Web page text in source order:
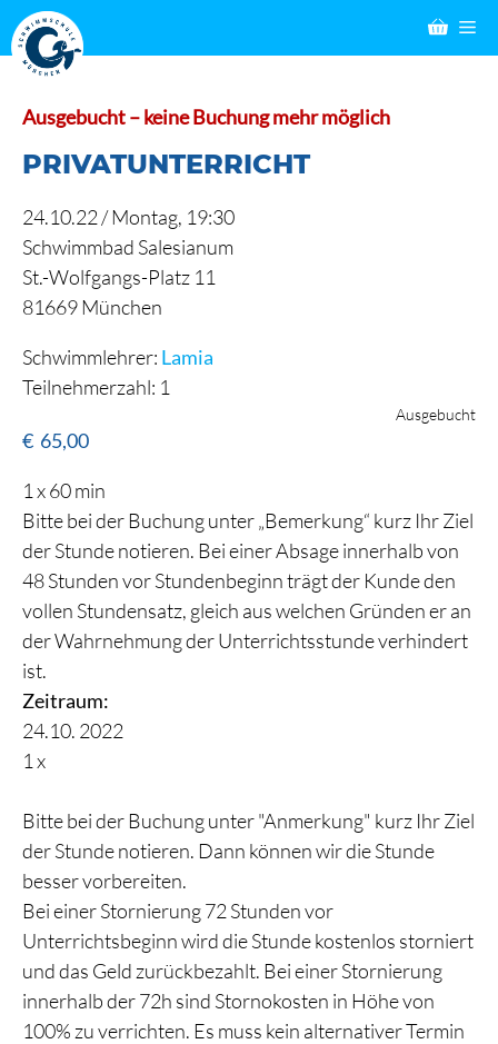
Zum
Inhalt
springen
Ausgebucht – keine Buchung mehr möglich
PRIVATUNTERRICHT
24.10.22 /Montag, 19:30
Schwimmbad Salesianum
St.-Wolfgangs-Platz 11
81669 München
Schwimmlehrer: Lamia
Teilnehmerzahl: 1
Ausgebucht
€ 65,00
1 x 60 min
Bitte bei der Buchung unter „Bemerkung“ kurz Ihr Ziel
der Stunde notieren. Bei einer Absage innerhalb von
48 Stunden vor Stundenbeginn trägt der Kunde den
vollen Stundensatz, gleich aus welchen Gründen er an
der Wahrnehmung der Unterrichtsstunde verhindert
ist.
Zeitraum:
24.10. 2022
1 x
Bitte bei der Buchung unter "Anmerkung" kurz Ihr Ziel
der Stunde notieren. Dann können wir die Stunde
besser vorbereiten.
Bei einer Stornierung 72 Stunden vor
Unterrichtsbeginn wird die Stunde kostenlos storniert
und das Geld zurückbezahlt. Bei einer Stornierung
innerhalb der 72h sind Stornokosten in Höhe von
100% zu verrichten. Es muss kein alternativer Termin